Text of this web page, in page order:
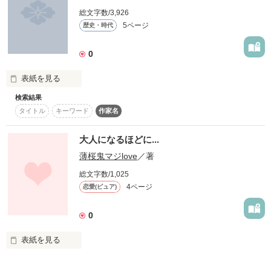
読者様５名突破
Pv１０００突破
作品を読む
「やべ…お前まじ可愛いな。」
捕らわれ美系女子高生
□■□■□■□■□■□■□■□■□■□■□■□■□■□■□■□
誤字・脱字等あると思いますが、温かい目で受け流してくださ
読んでくださった方、一言でも感想をいただけるととっても嬉
しいです！
総文字数/3,926
歴史・時代 5ページ
0
表紙を見る
世界最強と言われてる
美しい少女は
検索結果
タイトル
キーワード 作家名
大人になるほどに...
薄桜鬼マジlove／著
総文字数/1,025
恋愛(ピュア) 4ページ
0
表紙を見る